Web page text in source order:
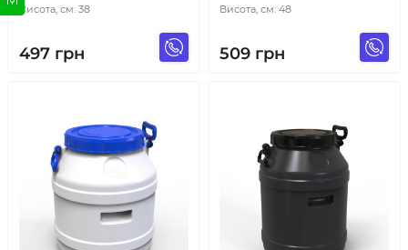
Висота, см: 38
497 грн
Висота, см: 48
509 грн